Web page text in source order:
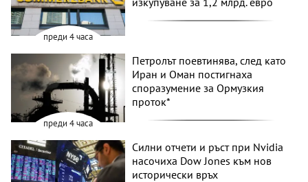
преди 4 часа
преди 4 часа
Петролът поевтинява, след като
Иран и Оман постигнаха
споразумение за Ормузкия
проток*
Силни отчети и ръст при Nvidia
насочиха Dow Jones към нов
исторически връх